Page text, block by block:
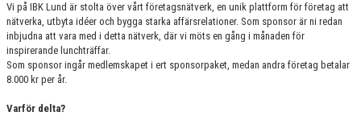
Vi på IBK Lund är stolta över vårt företagsnätverk, en unik plattform för företag att
nätverka, utbyta idéer och bygga starka affärsrelationer. Som sponsor är ni redan
inbjudna att vara med i detta nätverk, där vi möts en gång i månaden för
inspirerande lunchträffar.
Som sponsor ingår medlemskapet i ert sponsorpaket, medan andra företag betalar
8.000 kr per år.
Varför delta?